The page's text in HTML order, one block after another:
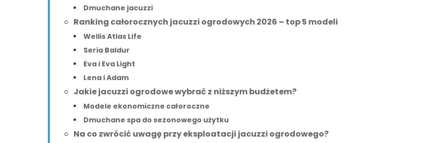
Dmuchane jacuzzi
Ranking całorocznych jacuzzi ogrodowych 2026 – top 5 modeli
Wellis Atlas Life
Seria Baldur
Eva i Eva Light
Lena i Adam
Jakie jacuzzi ogrodowe wybrać z niższym budżetem?
Modele ekonomiczne całoroczne
Dmuchane spa do sezonowego użytku
Na co zwrócić uwagę przy eksploatacji jacuzzi ogrodowego?